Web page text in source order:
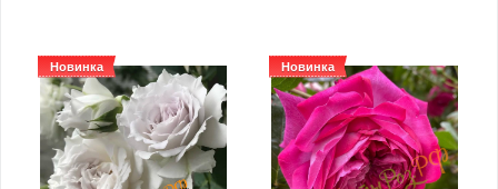
Новинка Новинка